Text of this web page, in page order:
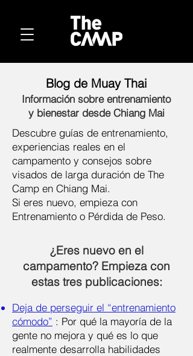
Blog de Muay Thai
Información sobre entrenamiento
y bienestar desde Chiang Mai
Descubre guías de entrenamiento,
experiencias reales en el
campamento y consejos sobre
visados de larga duración de The
Camp en Chiang Mai.
Si eres nuevo, empieza con
Entrenamiento o Pérdida de Peso.
¿Eres nuevo en el
campamento? Empieza con
estas tres publicaciones:
Deja de perseguir el “entrenamiento
cómodo” : Por qué la mayoría de la
gente no mejora y qué es lo que
realmente desarrolla habilidades